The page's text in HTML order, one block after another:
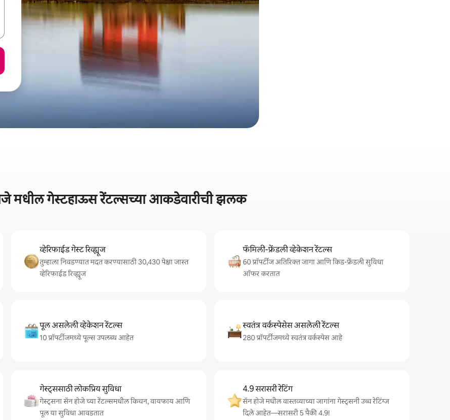
मधील गेस्टहाऊस रेंटल्सच्या आकडेवारीची झलक
व्हेरिफाईड गेस्ट रिव्ह्यूज
तुम्हाला निवडण्यात मदत करण्यासाठी 30,430 पेक्षा जास्त
व्हेरिफाईड रिव्ह्यूज
फॅमिली-फ्रेंडली व्हेकेशन रेंटल्स
60 प्रॉपर्टीज अतिरिक्त जागा आणि किड-फ्रेंडली सुविधा
ऑफर करतात
पूल असलेली व्हेकेशन रेंटल्स
10 प्रॉपर्टीजमध्ये पूल्स उपलब्ध आहेत
स्वतंत्र वर्कस्पेसेस असलेली रेंटल्स
280 प्रॉपर्टीजमध्ये स्वतंत्र वर्कस्पेस आहे
गेस्ट्ससाठी लोकप्रिय सुविधा
गेस्ट्सना सॅन होजे च्या रेंटल्समधील किचन, वायफाय आणि
पूल या सुविधा आवडतात
4.9 सरासरी रेटिंग
सॅन होजे मधील वास्तव्याच्या जागांना गेस्ट्सनी उच्च रेटिंग्ज
दिले आहेत—सरासरी 5 पैकी 4.9!